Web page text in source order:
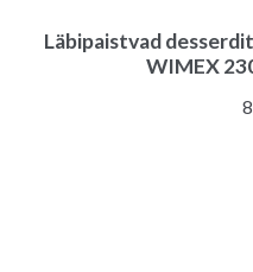
Läbipaistvad
WIMEX